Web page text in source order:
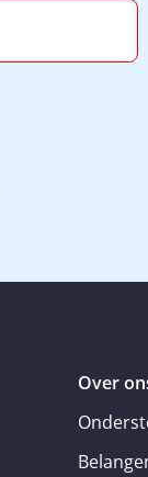
Over